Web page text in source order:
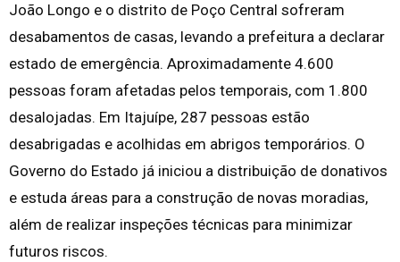
João Longo e o distrito de Poço Central sofreram
desabamentos de casas, levando a prefeitura a declarar
estado de emergência. Aproximadamente 4.600
pessoas foram afetadas pelos temporais, com 1.800
desalojadas. Em Itajuípe, 287 pessoas estão
desabrigadas e acolhidas em abrigos temporários. O
Governo do Estado já iniciou a distribuição de donativos
e estuda áreas para a construção de novas moradias,
além de realizar inspeções técnicas para minimizar
futuros riscos.